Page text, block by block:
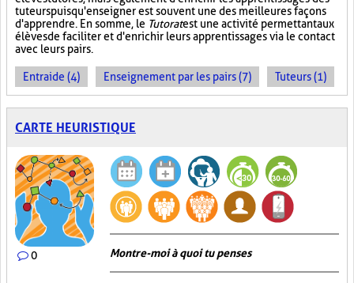
tuteurs puisqu'enseigner est souvent une des meilleures façons
d'apprendre. En somme, le Tutoratest une activité permettant aux
élèves de faciliter et d'enrichir leurs apprentissages via le contact
avec leurs pairs.
Entraide (4) Enseignement par les pairs (7) Tuteurs (1)
CARTE HEURISTIQUE
0 Montre-moi à quoi tu penses